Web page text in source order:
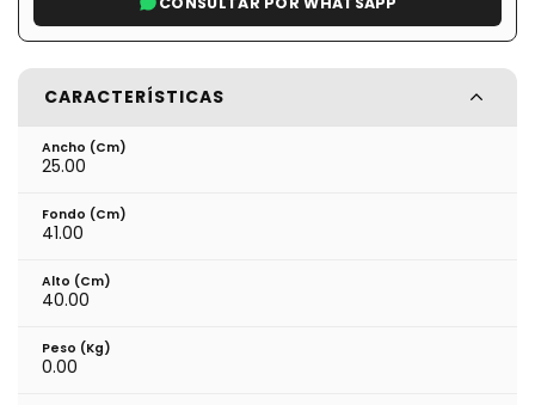
CARACTERÍSTICAS
Ancho (cm)
25.00
Fondo (cm)
41.00
Alto (cm)
40.00
Peso (kg)
0.00